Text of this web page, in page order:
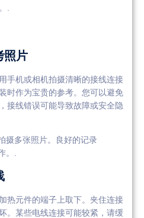
.
照片
手机或相机拍摄清晰的接线连接
时作为宝贵的参考。您可以避免
接线错误可能导致故障或安全隐
摄多张照片。良好的记录
。.
热元件的端子上取下。夹住连接
。某些电线连接可能较紧，请缓